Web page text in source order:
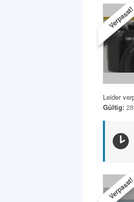
Leider
Gültig: